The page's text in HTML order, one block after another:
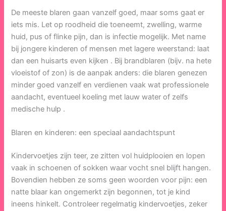
De meeste blaren gaan vanzelf goed, maar soms gaat er
iets mis. Let op roodheid die toeneemt, zwelling, warme
huid, pus of flinke pijn, dan is infectie mogelijk. Met name
bij jongere kinderen of mensen met lagere weerstand: laat
dan een huisarts even kijken . Bij brandblaren (bijv. na hete
vloeistof of zon) is de aanpak anders: die blaren genezen
minder goed vanzelf en verdienen vaak wat professionele
aandacht, eventueel koeling met lauw water of zelfs
medische hulp .
Blaren en kinderen: een speciaal aandachtspunt
Kindervoetjes zijn teer, ze zitten vol huidplooien en lopen
vaak in schoenen of sokken waar vocht snel blijft hangen.
Bovendien hebben ze soms geen woorden voor pijn: een
natte blaar kan ongemerkt zijn begonnen, tot je kind
ineens hinkelt. Controleer regelmatig kindervoetjes, zeker